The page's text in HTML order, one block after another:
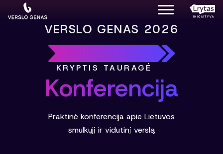
VERSLO GENAS 2026
KRYPTIS TAURAGĖ
Konferencija
Praktinė konferencija apie Lietuvos
smulkųjį ir vidutinį verslą